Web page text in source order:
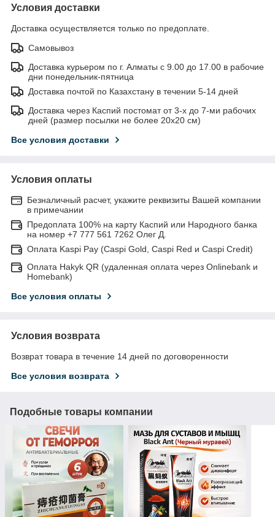
Условия доставки
Доставка осуществляется только по предоплате.
Самовывоз
Доставка курьером по г. Алматы с 9.00 до 17.00 в рабочие
дни понедельник-пятница
Доставка почтой по Казахстану в течении 5-14 дней
Доставка через Каспий постомат от 3-х до 7-ми рабочих
дней (размер посылки не более 20х20 см)
Все условия доставки
Условия оплаты
Безналичный расчет, укажите реквизиты Вашей компании
в примечании
Предоплата 100% на карту Каспий или Народного банка
на номер +7 777 561 7262 Олег Д.
Оплата Kaspi Pay (Caspi Gold, Caspi Red и Caspi Credit)
Оплата Hakyk QR (удаленная оплата через Onlinebank и
Homebank)
Все условия оплаты
Условия возврата
Возврат товара в течение 14 дней по договоренности
Все условия возврата
Подобные товары компании